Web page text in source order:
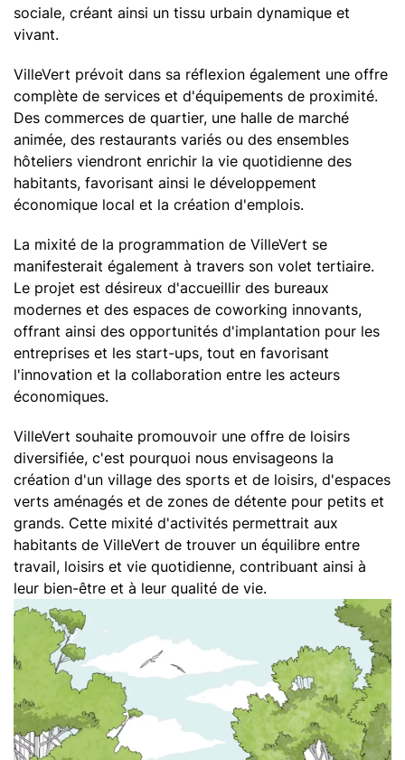
Une programmation diversifiée
Une place vivante au cœur du projet
Imaginer le projet
Villevert nature
Un environnement forestier riche
Des espaces de détente en plein air
Des jardins arborés
Villevert active
Une offre de séjour complète
Des espaces de travail dédiés
Une maison de santé
Des résidences de services
VilleVert classique
Une halle de marché et des commerces
Des logements de haut standing
Une école et une offre de crèche
Des logements pour tous
VilleVert sportive
Un village des sports et de loisirs
Une mobilité douce
Un parcours de santé
Les acteurs du projet
sociale, créant ainsi un tissu urbain dynamique et
vivant.
VilleVert prévoit dans sa réflexion également une offre
complète de services et d'équipements de proximité.
Des commerces de quartier, une halle de marché
animée, des restaurants variés ou des ensembles
hôteliers viendront enrichir la vie quotidienne des
habitants, favorisant ainsi le développement
économique local et la création d'emplois.
La mixité de la programmation de VilleVert se
manifesterait également à travers son volet tertiaire.
Le projet est désireux d'accueillir des bureaux
modernes et des espaces de coworking innovants,
offrant ainsi des opportunités d'implantation pour les
entreprises et les start-ups, tout en favorisant
l'innovation et la collaboration entre les acteurs
économiques.
VilleVert souhaite promouvoir une offre de loisirs
diversifiée, c'est pourquoi nous envisageons la
création d'un village des sports et de loisirs, d'espaces
verts aménagés et de zones de détente pour petits et
grands. Cette mixité d'activités permettrait aux
habitants de VilleVert de trouver un équilibre entre
travail, loisirs et vie quotidienne, contribuant ainsi à
leur bien-être et à leur qualité de vie.